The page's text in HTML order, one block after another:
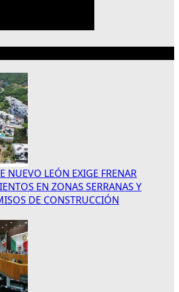
NUEVO LEÓN EXIGE FRENAR
EN ZONAS SERRANAS Y
DE CONSTRUCCIÓN